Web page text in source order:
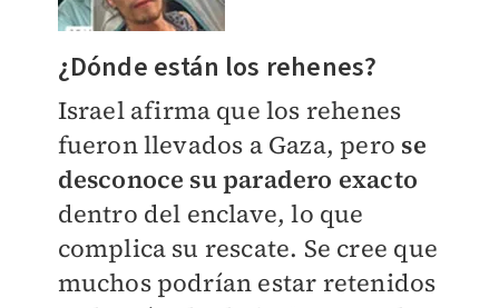
¿Dónde están los rehenes?
Israel afirma que los rehenes
fueron llevados a Gaza, pero se
desconoce su paradero exacto
dentro del enclave, lo que
complica su rescate. Se cree que
muchos podrían estar retenidos